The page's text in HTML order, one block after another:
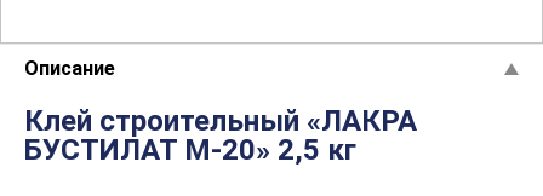
Описание
Клей строительный «ЛАКРА
БУСТИЛАТ М-20» 2,5 кг